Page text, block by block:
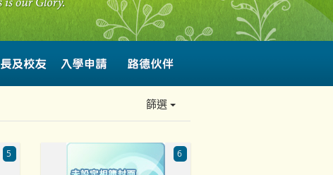
篩選
5 6